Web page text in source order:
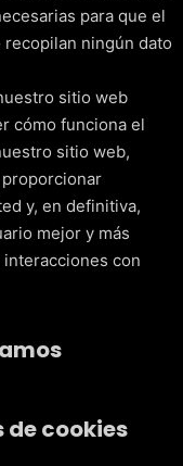
para que el
ningún dato
sitio web
cómo funciona el
sitio web,
y, en definitiva,
mejor y más
con
cookies